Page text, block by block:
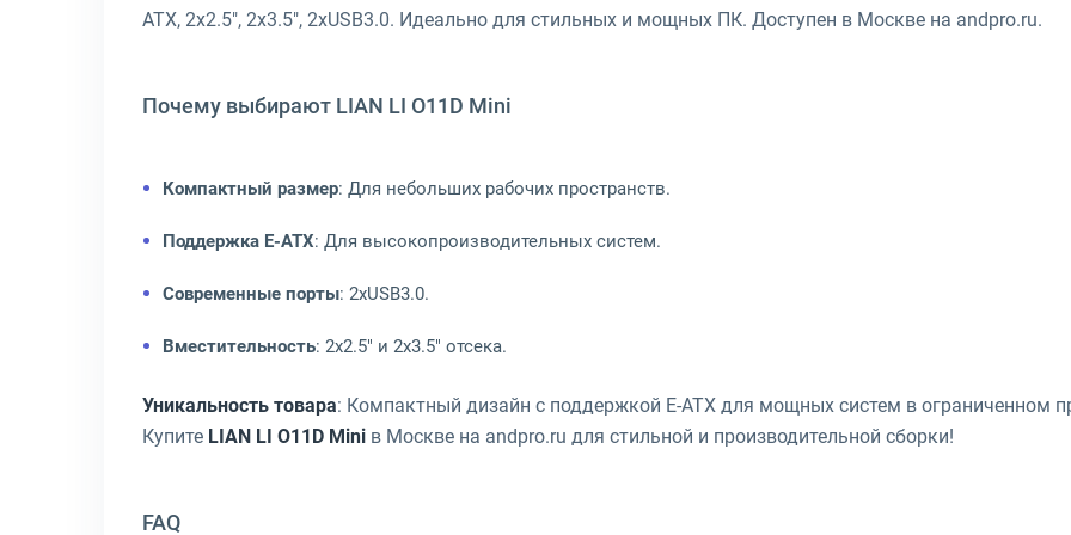
ATX, 2x2.5", 2x3.5", 2xUSB3.0. Идеально для стильных и мощных ПК. Доступен в Москве на andpro.ru.
Почему выбирают LIAN LI O11D Mini
Компактный размер: Для небольших рабочих пространств.
Поддержка E-ATX: Для высокопроизводительных систем.
Современные порты: 2xUSB3.0.
Вместительность: 2x2.5" и 2x3.5" отсека.
Уникальность товара: Компактный дизайн с поддержкой E-ATX для мощных систем в ограниченном
Купите LIAN LI O11D Mini в Москве на andpro.ru для стильной и производительной сборки!
FAQ